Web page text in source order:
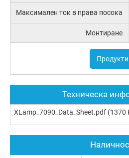
Максимален ток в права посока
Монтиране
Техническа
XLamp_7090_Data_Sheet.pdf (1370